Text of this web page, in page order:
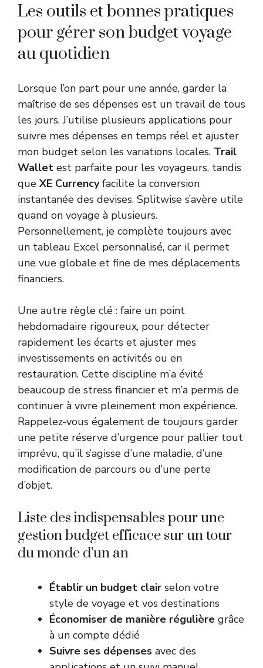
Les outils et bonnes pratiques
pour gérer son budget voyage
au quotidien
Lorsque l’on part pour une année, garder la
maîtrise de ses dépenses est un travail de tous
les jours. J’utilise plusieurs applications pour
suivre mes dépenses en temps réel et ajuster
mon budget selon les variations locales. Trail
Wallet est parfaite pour les voyageurs, tandis
que XE Currencyfacilite la conversion
instantanée des devises. Splitwise s’avère utile
quand on voyage à plusieurs.
Personnellement, je complète toujours avec
un tableau Excel personnalisé, car il permet
une vue globale et fine de mes déplacements
financiers.
Une autre règle clé : faire un point
hebdomadaire rigoureux, pour détecter
rapidement les écarts et ajuster mes
investissements en activités ou en
restauration. Cette discipline m’a évité
beaucoup de stress financier et m’a permis de
continuer à vivre pleinement mon expérience.
Rappelez-vous également de toujours garder
une petite réserve d’urgence pour pallier tout
imprévu, qu’il s’agisse d’une maladie, d’une
modification de parcours ou d’une perte
d’objet.
Liste des indispensables pour une
gestion budget efficace sur un tour
du monde d’un an
Établir un budget clair selon votre
style de voyage et vos destinations
Économiser de manière régulière grâce
à un compte dédié
Suivre ses dépenses avec des